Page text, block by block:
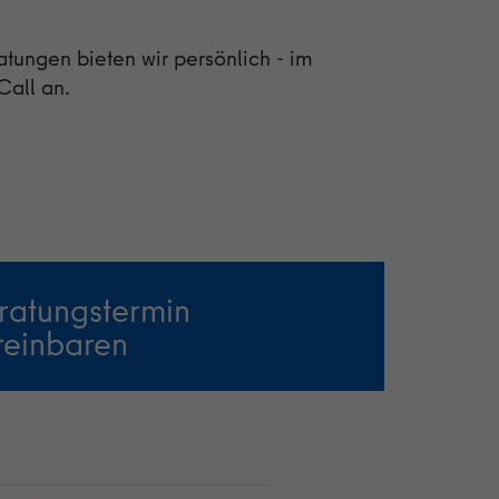
bieten wir persönlich - im
an.